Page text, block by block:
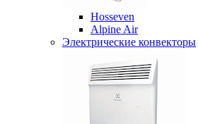
Hosseven
Alpine Air
Электрические конвекторы